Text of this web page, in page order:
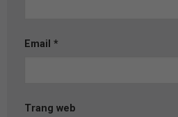
Email *
Trang web